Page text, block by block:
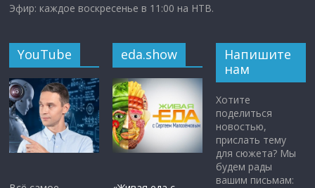
Эфир: каждое воскресенье в 11:00 на НТВ.
YouTube eda.show
Напишите
нам
Хотите
поделиться
новостью,
прислать тему
для сюжета? Мы
будем рады
вашим письмам: